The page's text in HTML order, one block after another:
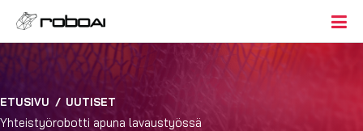
ETUSIVU / UUTISET
Yhteistyörobotti apuna lavaustyössä